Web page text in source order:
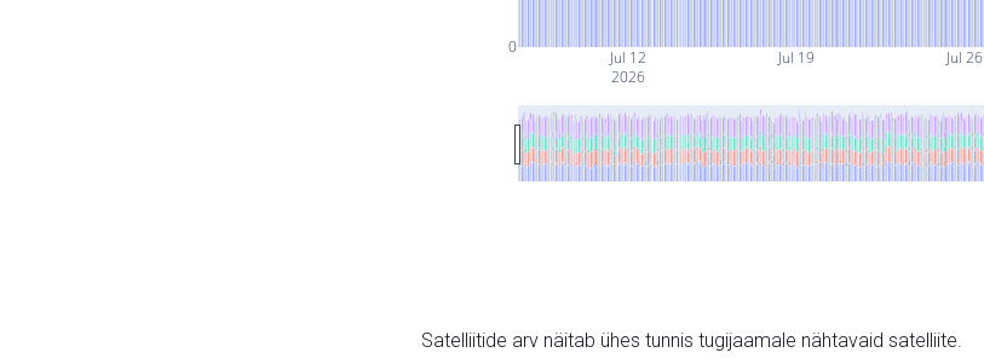
Jul 12
2026
Jul 19 Jul 26
0
Satelliitide arv näitab ühes tunnis tugijaamale nähtavaid satelliite.